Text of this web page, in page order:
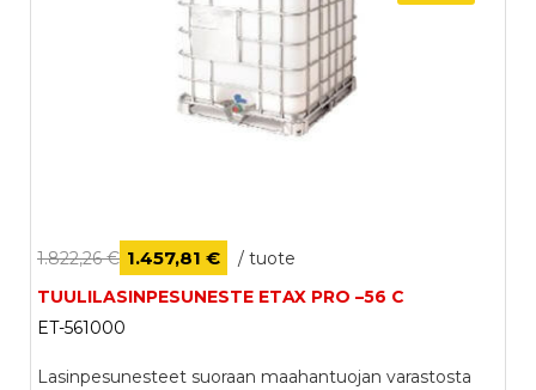
1.822,26 € 1.457,81 €
/ tuote
TUULILASINPESUNESTE ETAX PRO –56 C
ET-561000
Lasinpesunesteet suoraan maahantuojan varastosta